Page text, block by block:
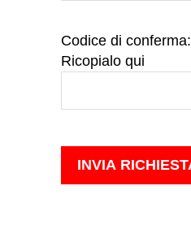
Codice di conferma:
Ricopialo qui